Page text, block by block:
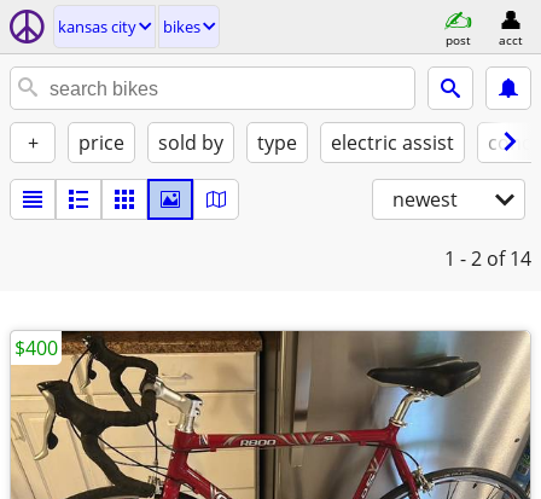
kansas city bikes
post acct
+ price sold by type electric assist
newest
1 - 2 of 14
$400